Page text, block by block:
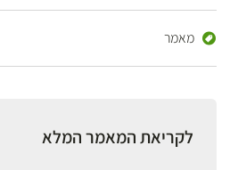
מאמר
לקריאת המאמר המלא